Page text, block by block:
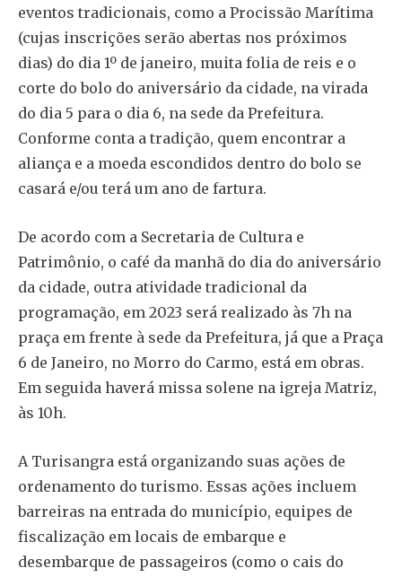
eventos tradicionais, como a Procissão Marítima
(cujas inscrições serão abertas nos próximos
dias) do dia 1º de janeiro, muita folia de reis e o
corte do bolo do aniversário da cidade, na virada
do dia 5 para o dia 6, na sede da Prefeitura.
Conforme conta a tradição, quem encontrar a
aliança e a moeda escondidos dentro do bolo se
casará e/ou terá um ano de fartura.
De acordo com a Secretaria de Cultura e
Patrimônio, o café da manhã do dia do aniversário
da cidade, outra atividade tradicional da
programação, em 2023 será realizado às 7h na
praça em frente à sede da Prefeitura, já que a Praça
6 de Janeiro, no Morro do Carmo, está em obras.
Em seguida haverá missa solene na igreja Matriz,
às 10h.
A Turisangra está organizando suas ações de
ordenamento do turismo. Essas ações incluem
barreiras na entrada do município, equipes de
fiscalização em locais de embarque e
desembarque de passageiros (como o cais do